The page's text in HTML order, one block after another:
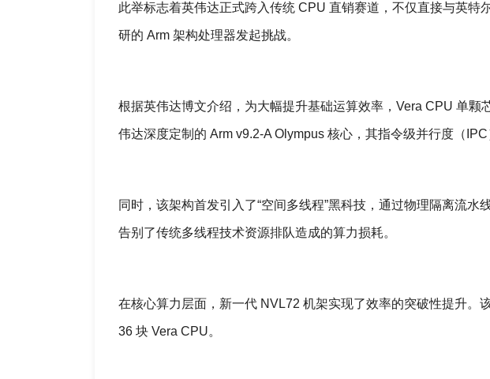
此举标志着英伟达正式跨入传统 CPU 直销赛道，不仅直接与英特
研的 Arm 架构处理器发起挑战。
根据英伟达博文介绍，为大幅提升基础运算效率，Vera CPU 单颗
伟达深度定制的 Arm v9.2-A Olympus 核心，其指令级并行度（IPC
同时，该架构首发引入了“空间多线程”黑科技，通过物理隔离流
告别了传统多线程技术资源排队造成的算力损耗。
在核心算力层面，新一代 NVL72 机架实现了效率的突破性提升。
36 块 Vera CPU。